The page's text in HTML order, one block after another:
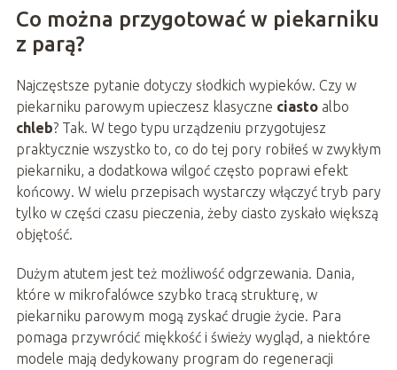
Co można przygotować w piekarniku
z parą?
Najczęstsze pytanie dotyczy słodkich wypieków. Czy w
piekarniku parowym upieczesz klasyczne ciastoalbo
chleb? Tak. W tego typu urządzeniu przygotujesz
praktycznie wszystko to, co do tej pory robiłeś w zwykłym
piekarniku, a dodatkowa wilgoć często poprawi efekt
końcowy. W wielu przepisach wystarczy włączyć tryb pary
tylko w części czasu pieczenia, żeby ciasto zyskało większą
objętość.
Dużym atutem jest też możliwość odgrzewania. Dania,
które w mikrofalówce szybko tracą strukturę, w
piekarniku parowym mogą zyskać drugie życie. Para
pomaga przywrócić miękkość i świeży wygląd, a niektóre
modele mają dedykowany program do regeneracji